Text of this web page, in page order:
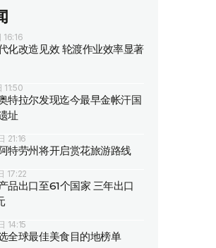
化改造见效 轮渡作业效率显著
特拉尔发现迄今最早金帐汗国
址
21:16
特劳州将开启赏花旅游路线
17:22
品出口至61个国家 三年出口
14:15
全球最佳美食目的地榜单